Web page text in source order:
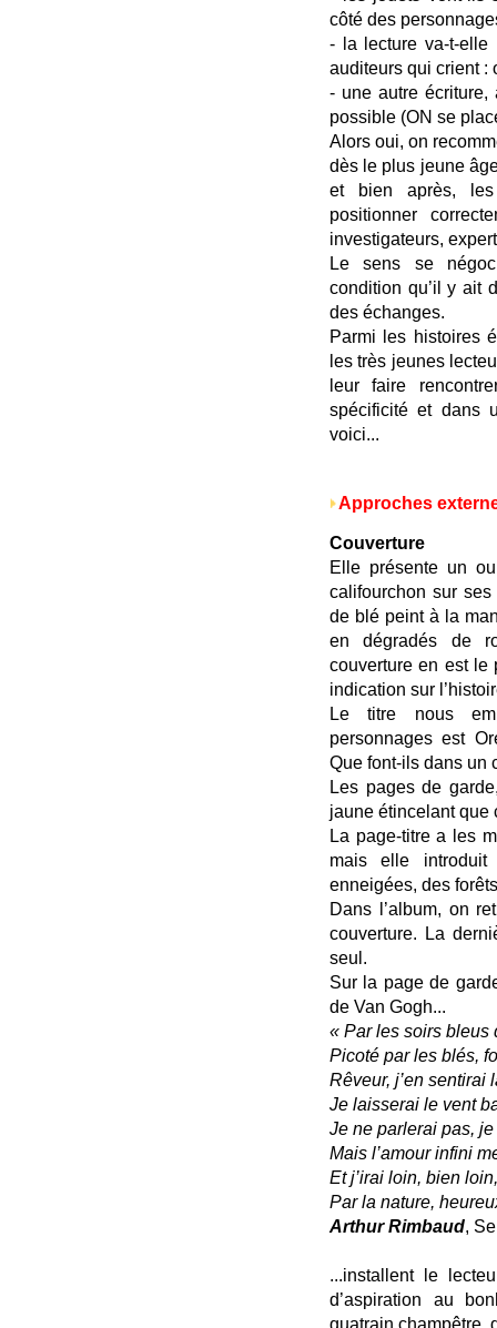
côté des
- la lecture va-t-elle
auditeurs qui crient :
- une autre écriture,
possible (ON se
Alors oui, on
dès le plus jeune
et bien après,
positionner
investigateurs,
Le sens se
condition qu’il y ait
des échanges.
Parmi les histoires
les très jeunes
leur faire
spécificité et dans
voici...
Approches
Couverture
Elle présente un
califourchon sur
de blé peint à la
en dégradés de
couverture en est le
indication sur
Le titre nous
personnages est
Que font-ils dans un
Les pages de
jaune étincelant que
La page-titre a les
mais elle
enneigées, des
Dans l’album, on
couverture. La
seul.
Sur la page de
de Van Gogh...
« Par les soirs bleus
Picoté par les blés,
Rêveur, j’en sentirai
Je laisserai le vent
Je ne parlerai pas,
Mais l’amour infini
Et j’irai loin, bien
Par la nature,
Arthur Rimbaud,
...installent le
d’aspiration au
quatrain champêtre,